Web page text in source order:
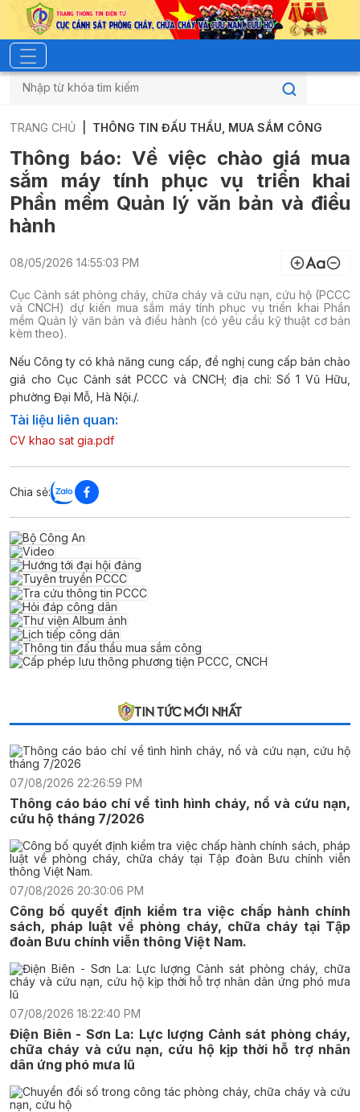
TRANG CHỦ THÔNG TIN ĐẤU THẦU, MUA SẮM CÔNG
Thông báo: Về việc chào giá mua
sắm máy tính phục vụ triển khai
Phần mềm Quản lý văn bản và điều
hành
08/05/2026 14:55:03 PM
Cục Cảnh sát phòng cháy, chữa cháy và cứu nạn, cứu hộ (PCCC
và CNCH) dự kiến mua sắm máy tính phục vụ triển khai Phần
mềm Quản lý văn bản và điều hành (có yêu cầu kỹ thuật cơ bản
kèm theo).
Nếu Công ty có khả năng cung cấp, đề nghị cung cấp bản chào
giá cho Cục Cảnh sát PCCC và CNCH; địa chỉ: Số 1 Vũ Hữu,
phường Đại Mỗ, Hà Nội./.
Tài liệu liên quan:
CV khao sat gia.pdf
Chia sẻ:
TIN TỨC MỚI NHẤT
07/08/2026 22:26:59 PM
Thông cáo báo chí về tình hình cháy, nổ và cứu nạn,
cứu hộ tháng 7/2026
07/08/2026 20:30:06 PM
Công bố quyết định kiểm tra việc chấp hành chính
sách, pháp luật về phòng cháy, chữa cháy tại Tập
đoàn Bưu chính viễn thông Việt Nam.
07/08/2026 18:22:40 PM
Điện Biên - Sơn La: Lực lượng Cảnh sát phòng cháy,
chữa cháy và cứu nạn, cứu hộ kịp thời hỗ trợ nhân
dân ứng phó mưa lũ